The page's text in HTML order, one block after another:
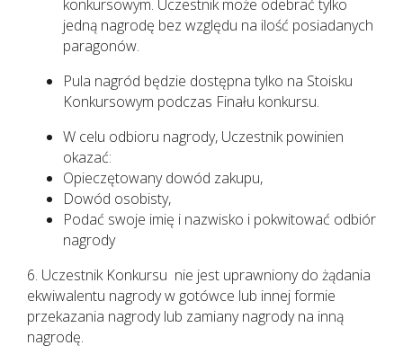
konkursowym. Uczestnik może odebrać tylko
jedną nagrodę bez względu na ilość posiadanych
paragonów.
Pula nagród będzie dostępna tylko na Stoisku
Konkursowym podczas Finału konkursu.
W celu odbioru nagrody, Uczestnik powinien
okazać:
Opieczętowany dowód zakupu,
Dowód osobisty,
Podać swoje imię i nazwisko i pokwitować odbiór
nagrody
6. Uczestnik Konkursu nie jest uprawniony do żądania
ekwiwalentu nagrody w gotówce lub innej formie
przekazania nagrody lub zamiany nagrody na inną
nagrodę.